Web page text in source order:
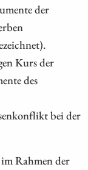
der
Kurs der
des
bei der
Rahmen der